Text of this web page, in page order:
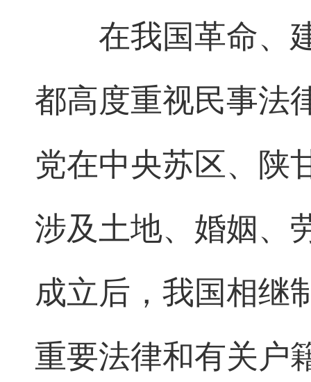
在我国革命、建
都高度重视民事法
党在中央苏区、陕
涉及土地、婚姻、
成立后，我国相继
重要法律和有关户